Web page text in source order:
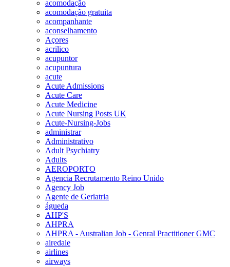
acomodação
acomodação gratuita
acompanhante
aconselhamento
Açores
acrilico
acupuntor
acupuntura
acute
Acute Admissions
Acute Care
Acute Medicine
Acute Nursing Posts UK
Acute-Nursing-Jobs
administrar
Administrativo
Adult Psychiatry
Adults
AEROPORTO
Agencia Recrutamento Reino Unido
Agency Job
Agente de Geriatria
águeda
AHP'S
AHPRA
AHPRA - Australian Job - Genral Practitioner GMC
airedale
airlines
airways